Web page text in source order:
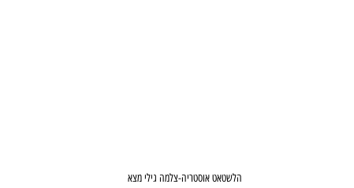
הלשטאט אוסטריה-צלמה גילי מצא